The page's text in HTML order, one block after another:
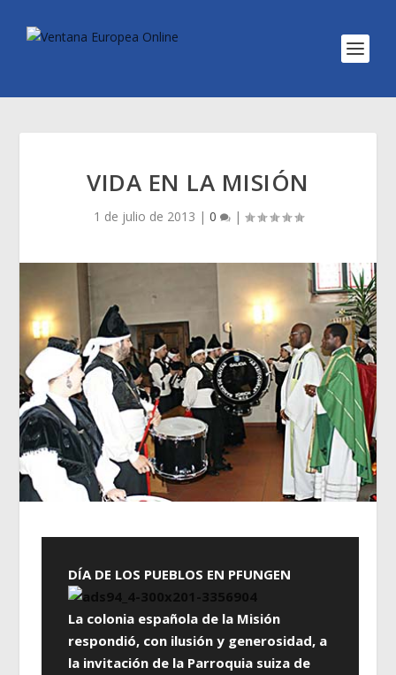
VIDA EN LA MISIÓN
1 de julio de 2013 | 0 |
DÍA DE LOS PUEBLOS EN PFUNGEN
La colonia española de la Misión
respondió, con ilusión y generosidad, a
la invitación de la Parroquia suiza de